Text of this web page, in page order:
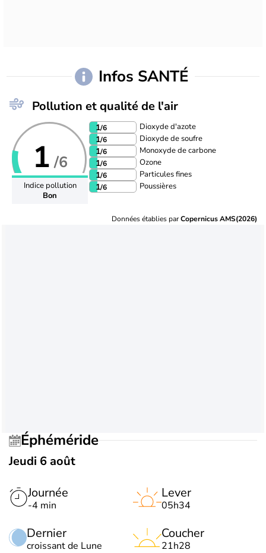
Infos SANTÉ
Pollution et qualité de l'air
1 /6
Indice pollution
Bon
1/6 Dioxyde d'azote
1/6 Dioxyde de soufre
1/6 Monoxyde de carbone
1/6 Ozone
1/6 Particules fines
1/6 Poussières
Données établies parCopernicus AMS(2026)
Éphéméride
Jeudi 6 août
Journée
-4 min
Dernier
croissant de Lune
Lever
05h34
Coucher
21h28